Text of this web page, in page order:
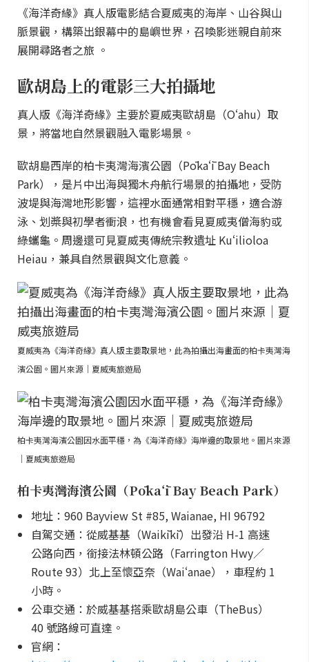
《海洋奇緣》真人版電影結合夏威夷的海岸、山谷與山
脈景觀，構築出銀幕中的島嶼世界，召喚影迷親自前來
展開尋路者之旅 。
歐胡島上的電影三大拍攝地
真人版《海洋奇緣》主要於夏威夷歐胡島（Oʻahu）取
景，將當地自然景觀融入電影場景。
歐胡島西岸的柏卡夷灣海濱公園（Pōkaʻī Bay Beach
Park），是片中出海與獨木舟航行場景的拍攝地，受防
波堤與海灣地形影響，這裡水面通常相對平穩，適合游
泳、划槳與初學者衝浪，也有機會看見夏威夷僧海豹或
綠蠵龜。周邊還可見夏威夷傳統宗教遺址 Kuʻilioloa
Heiau，兼具自然景觀與文化意義。
夏威夷為《海洋奇緣》真人版主要取景地，此為拍攝出海畫面的柏卡夷灣海
濱公園。圖片來源｜夏威夷旅遊局
柏卡夷灣海濱公園因水面平穩，為《海洋奇緣》海岸邊的取景地。圖片來源
｜夏威夷旅遊局
柏卡夷灣海濱公園（Pōkaʻī Bay Beach Park）
地址：960 Bayview St #85, Waianae, HI 96792
自駕交通：從威基基（Waikīkī）出發沿 H-1 高速
公路向西，銜接法林頓公路（Farrington Hwy／
Route 93）北上至懷亞奈（Waiʻanae），車程約 1
小時。
公車交通：於威基基搭乘歐胡島公車（TheBus）
40 號路線可直達。
官網：